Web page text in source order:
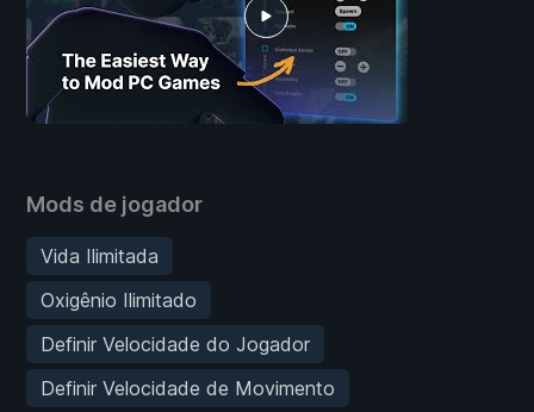
Mods de jogador
Vida Ilimitada
Oxigênio Ilimitado
Definir Velocidade do Jogador
Definir Velocidade de Movimento